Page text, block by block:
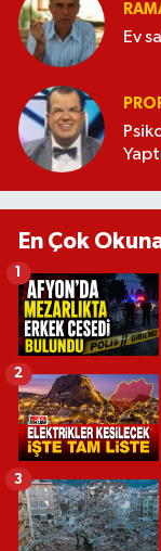
Ev
En Çok
1
2
3